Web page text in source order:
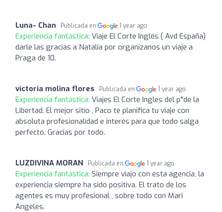
Luna- Chan Publicada en 1 year ago
Experiencia fantástica: Viaje El Corte Inglés ( Avd España)
darle las gracias a Natalia por organízanos un viaje a
Praga de 10.
victoria molina flores Publicada en 1 year ago
Experiencia fantástica: Viajes El Corte Ingles del p°de la
Libertad. El mejor sitio , Paco te planifica tu viaje con
absoluta profesionalidad e interés para que todo salga
perfecto. Gracias por todo.
LUZDIVINA MORAN Publicada en 1 year ago
Experiencia fantástica: Siempre viajo con esta agencia, la
experiencia siempre ha sido positiva. El trato de los
agentes es muy profesional , sobre todo con Mari
Ángeles.